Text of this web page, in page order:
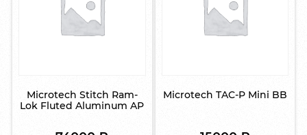
Microtech Stitch Ram-
Lok Fluted Aluminum AP
Microtech TAC-P Mini BB